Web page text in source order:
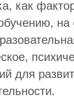
как
для